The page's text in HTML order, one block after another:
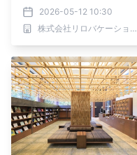
フ抹茶体験など季節限定特
典も｜2026年6月1日～
2026-05-12 10:30
株式会社リロバケーションズ